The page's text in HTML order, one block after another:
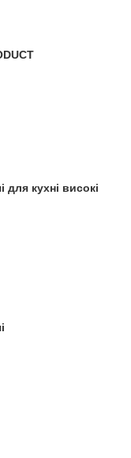
для кухні високі